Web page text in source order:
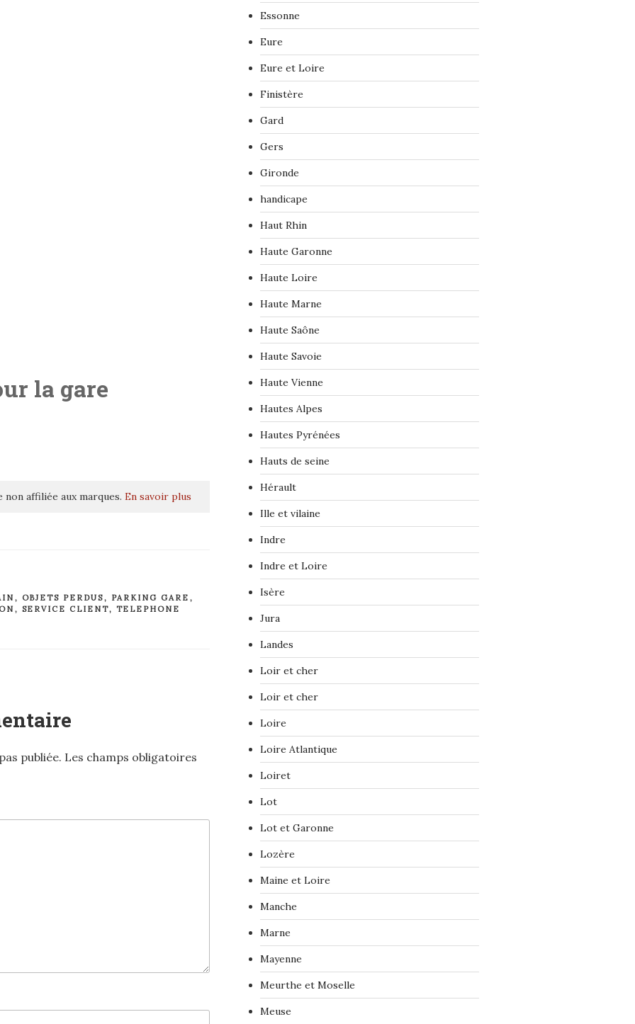
la gare
non affiliée aux marques. En savoir plus
, OBJETS PERDUS, PARKING GARE ,
, SERVICE CLIENT, TELEPHONE
publiée. Les champs obligatoires
Essonne
Eure
Eure et Loire
Finistère
Gard
Gers
Gironde
handicape
Haut Rhin
Haute Garonne
Haute Loire
Haute Marne
Haute Saône
Haute Savoie
Haute Vienne
Hautes Alpes
Hautes Pyrénées
Hauts de seine
Hérault
Ille et vilaine
Indre
Indre et Loire
Isère
Jura
Landes
Loir et cher
Loir et cher
Loire
Loire Atlantique
Loiret
Lot
Lot et Garonne
Lozère
Maine et Loire
Manche
Marne
Mayenne
Meurthe et Moselle
Meuse